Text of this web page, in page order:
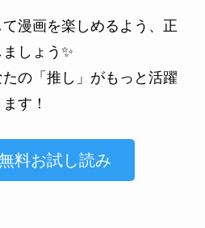
漫画を楽しめるよう、正
しょう✨
の「推し」がもっと活躍
す！
料お試し読み